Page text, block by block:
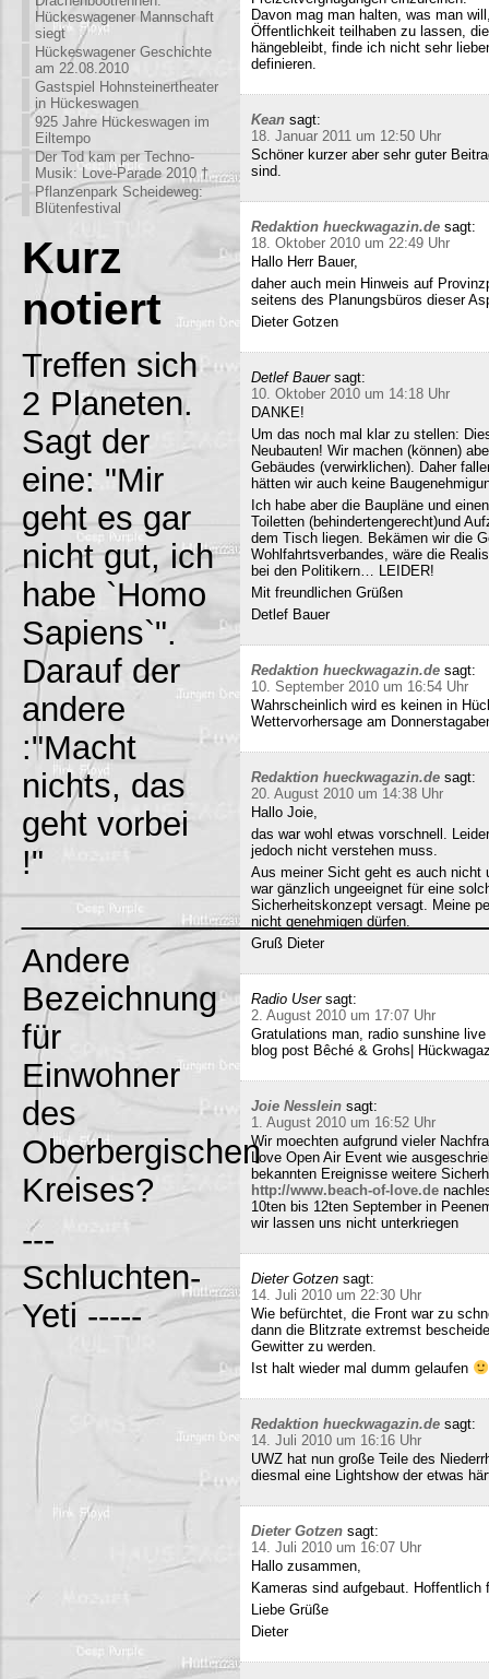
Hückeswagener Mannschaft
siegt
Hückeswagener Geschichte
am 22.08.2010
Gastspiel Hohnsteinertheater
in Hückeswagen
925 Jahre Hückeswagen im
Eiltempo
Der Tod kam per Techno-
Musik: Love-Parade 2010 †
Pflanzenpark Scheideweg:
Blütenfestival
Kurz
notiert
Treffen sich
2 Planeten.
Sagt der
eine: "Mir
geht es gar
nicht gut, ich
habe `Homo
Sapiens`".
Darauf der
andere
:"Macht
nichts, das
geht vorbei
!"
Andere
Bezeichnung
für
Einwohner
des
Oberbergischen
Kreises?
---
Schluchten-
Yeti -----
Davon mag man halten, was man
Öffentlichkeit teilhaben zu lassen,
hängebleibt, finde ich nicht sehr
definieren.
Kean sagt:
18. Januar 2011 um 12:50 Uhr
Schöner kurzer aber sehr guter
sind.
Redaktion hueckwagazin.de sagt:
18. Oktober 2010 um 22:49 Uhr
Hallo Herr Bauer,
daher auch mein Hinweis auf
seitens des Planungsbüros dieser
Dieter Gotzen
Detlef Bauer sagt:
10. Oktober 2010 um 14:18 Uhr
DANKE!
Um das noch mal klar zu stellen:
Neubauten! Wir machen (können)
Gebäudes (verwirklichen). Daher
hätten wir auch keine
Ich habe aber die Baupläne und
Toiletten (behindertengerecht)und
dem Tisch liegen. Bekämen wir die
Wohlfahrtsverbandes, wäre die
bei den Politikern… LEIDER!
Mit freundlichen Grüßen
Detlef Bauer
Redaktion hueckwagazin.de sagt:
10. September 2010 um 16:54 Uhr
Wahrscheinlich wird es keinen in
Wettervorhersage am
Redaktion hueckwagazin.de sagt:
20. August 2010 um 14:38 Uhr
Hallo Joie,
das war wohl etwas vorschnell.
jedoch nicht verstehen muss.
Aus meiner Sicht geht es auch nicht
war gänzlich ungeeignet für eine
Sicherheitskonzept versagt. Meine
nicht genehmigen dürfen.
Gruß Dieter
Radio User sagt:
2. August 2010 um 17:07 Uhr
Gratulations man, radio sunshine
blog post Bêché & Grohs|
Joie Nesslein sagt:
1. August 2010 um 16:52 Uhr
Wir moechten aufgrund vieler
Love Open Air Event wie
bekannten Ereignisse weitere
http://www.beach-of-love.de
10ten bis 12ten September in
wir lassen uns nicht unterkriegen
Dieter Gotzen sagt:
14. Juli 2010 um 22:30 Uhr
Wie befürchtet, die Front war zu
dann die Blitzrate extremst
Gewitter zu werden.
Ist halt wieder mal dumm gelaufen
Redaktion hueckwagazin.de sagt:
14. Juli 2010 um 16:16 Uhr
UWZ hat nun große Teile des
diesmal eine Lightshow der etwas
Dieter Gotzen sagt:
14. Juli 2010 um 16:07 Uhr
Hallo zusammen,
Kameras sind aufgebaut.
Liebe Grüße
Dieter